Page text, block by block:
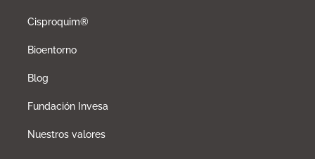
Cisproquim®
Bioentorno
Blog
Fundación Invesa
Nuestros valores